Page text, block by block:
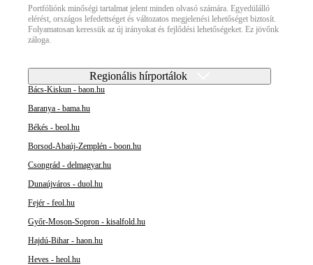
Portfóliónk minőségi tartalmat jelent minden olvasó számára. Egyedülálló
elérést, országos lefedettséget és változatos megjelenési lehetőséget biztosít.
Folyamatosan keressük az új irányokat és fejlődési lehetőségeket. Ez jövőnk
záloga.
Regionális hírportálok
Bács-Kiskun - baon.hu
Baranya - bama.hu
Békés - beol.hu
Borsod-Abaúj-Zemplén - boon.hu
Csongrád - delmagyar.hu
Dunaújváros - duol.hu
Fejér - feol.hu
Győr-Moson-Sopron - kisalfold.hu
Hajdú-Bihar - haon.hu
Heves - heol.hu